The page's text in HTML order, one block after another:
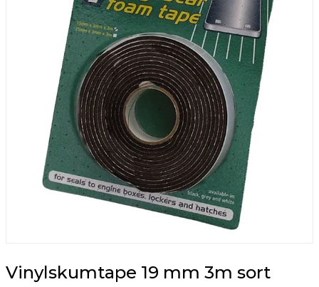
Vinylskumtape 19 mm 3m sort